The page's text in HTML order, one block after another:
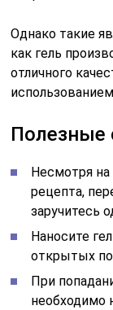
Однако такие
как гель
отличного
Полезные
Несмотря на
рецепта,
заручитесь
Наносите
открытых
При
необходимо